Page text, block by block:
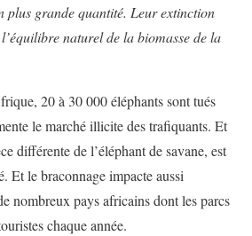
plus grande quantité. Leur extinction
naturel de la biomasse de la
20 à 30 000 éléphants sont tués
le marché illicite des trafiquants. Et
différente de l’éléphant de savane, est
Et le braconnage impacte aussi
nombreux pays africains dont les parcs
chaque année.